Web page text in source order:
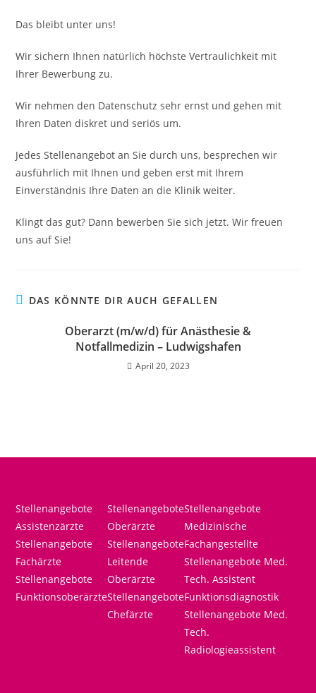
Das bleibt unter uns!
Wir sichern Ihnen natürlich höchste Vertraulichkeit mit
Ihrer Bewerbung zu.
Wir nehmen den Datenschutz sehr ernst und gehen mit
Ihren Daten diskret und seriös um.
Jedes Stellenangebot an Sie durch uns, besprechen wir
ausführlich mit Ihnen und geben erst mit Ihrem
Einverständnis Ihre Daten an die Klinik weiter.
Klingt das gut? Dann bewerben Sie sich jetzt. Wir freuen
uns auf Sie!
DAS KÖNNTE DIR AUCH GEFALLEN
Oberarzt (m/w/d) für Anästhesie &
Notfallmedizin – Ludwigshafen
April 20, 2023
Stellenangebote
Assistenzärzte
Stellenangebote
Fachärzte
Stellenangebote
Funktionsoberärzte
Stellenangebote
Oberärzte
Stellenangebote
Leitende
Oberärzte
Stellenangebote
Chefärzte
Stellenangebote
Medizinische
Fachangestellte
Stellenangebote Med.
Tech. Assistent
Funktionsdiagnostik
Stellenangebote Med.
Tech.
Radiologieassistent